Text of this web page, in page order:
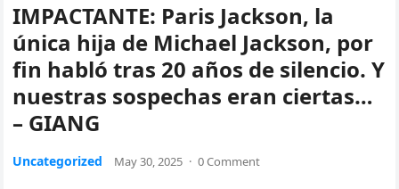
IMPACTANTE: Paris Jackson, la
única hija de Michael Jackson, por
fin habló tras 20 años de silencio. Y
nuestras sospechas eran ciertas…
– GIANG
Uncategorized May 30, 2025 · 0 Comment